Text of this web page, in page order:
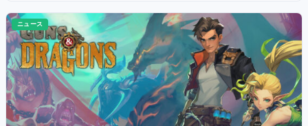
ニュース